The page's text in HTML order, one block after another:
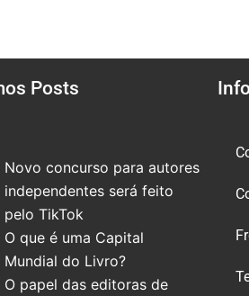
Posts
Novo concurso para autores
independentes será feito
pelo TikTok
O que é uma Capital
Mundial do Livro?
O papel das editoras de